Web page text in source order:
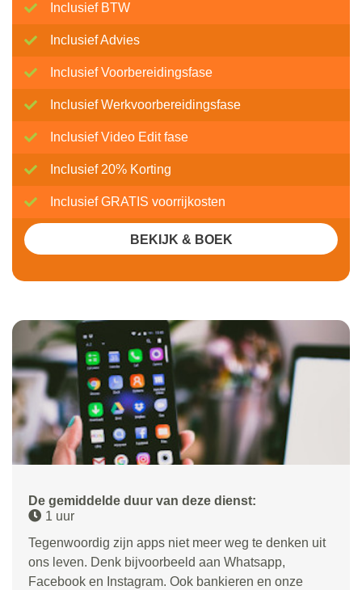
De gemiddelde duur van deze dienst:
1 uur
Tegenwoordig zijn apps niet meer weg te denken uit
ons leven. Denk bijvoorbeeld aan Whatsapp,
Facebook en Instagram. Ook bankieren en onze
Inclusief BTW
Inclusief Advies
Inclusief Voorbereidingsfase
Inclusief Werkvoorbereidingsfase
Inclusief Video Edit fase
Inclusief 20% Korting
Inclusief GRATIS voorrijkosten
BEKIJK & BOEK